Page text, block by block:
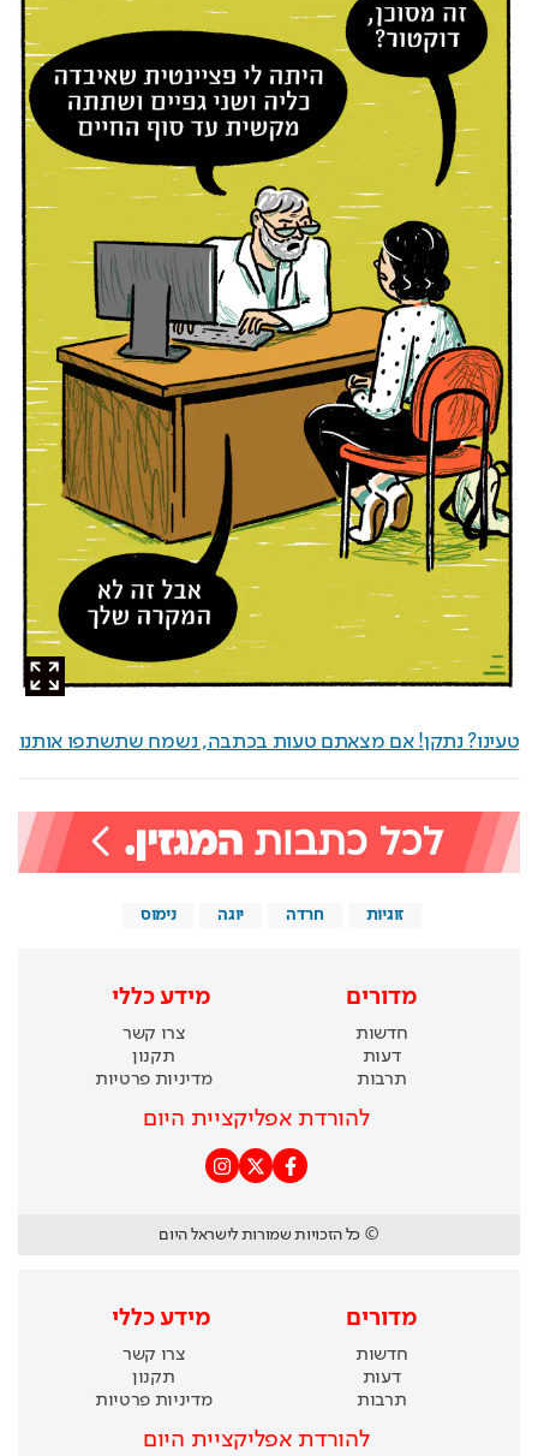
טעינו? נתקן! אם מצאתם טעות בכתבה, נשמח שתשתפו אותנו
זוגיות חרדה יוגה נימוס
מדורים
חדשות
דעות
תרבות
מידע כללי
צרו קשר
תקנון
מדיניות פרטיות
להורדת אפליקציית היום
© כל הזכויות שמורות לישראל היום
מדורים
חדשות
דעות
תרבות
מידע כללי
צרו קשר
תקנון
מדיניות פרטיות
להורדת אפליקציית היום